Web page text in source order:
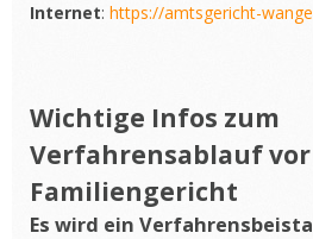
Internet: https://amtsgericht-
Wichtige Infos zum
Verfahrensablauf
Familiengericht
Es wird ein